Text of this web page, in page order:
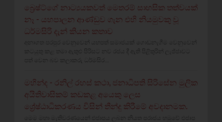
බ්‍රෙෂ්ට්ගේ නාට්‍යයකවත් මෙතරම් සාහසික තත්වයක්
නෑ - යහපාලන ආණ්ඩුව ගැන එහි නියමුවකු වූ
ධර්මසිරි දැන් කියන කතාව
අනාගත පරපුර වෙනුවෙන් යහපත් සමාජයක් ගොඩනැගීම වෙනුවෙන්
කටයුතු කළ තමා ඇතුළු පිරිසට නව රජය දී ඇති පිළිතුරින් ලැජ්ජාවට
පත් වෙන බව කලාකරු ධර්මසිර...
මහින්ද - රනිල් රහස් කථා, ජනාධිපති සිරිසේන මුලික
අයිතිවාසිකම් කඩකළ අයෙකු ලෙස
ශ්‍රේෂ්ඨාධිකරණය විසින් තීන්දු කිරීමේ අවදානමක.
මෙම මහා මැතිවරණයෙන් එජාපය ලබන නියත පරාජය හමුවේ එජාප